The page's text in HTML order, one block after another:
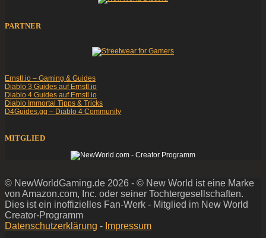
PARTNER
Ernstl.io – Gaming & Guides
Diablo 3 Guides auf Ernstl.io
Diablo 4 Guides auf Ernstl.io
Diablo Immortal Tipps & Tricks
D4Guides.gg – Diablo 4 Community
MITGLIED
© NewWorldGaming.de 2026 - © New World ist eine Marke
von Amazon.com, Inc. oder seiner Tochtergesellschaften.
Dies ist ein inoffizielles Fan-Werk - Mitglied im New World
Creator-Programm
Datenschutzerklärung - Impressum